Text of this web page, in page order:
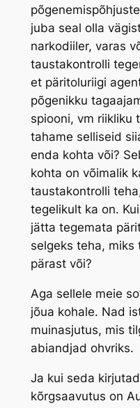
juba seal olla
narkodiiler, varas
taustakontrolli
et päritoluriigi
põgenikku
spiooni, vm riikliku
tahame selliseid
enda kohta või?
kohta on võimalik
taustakontrolli
tegelikult ka on.
jätta tegemata
selgeks teha, miks
pärast või?
Aga sellele meie
jõua kohale. Nad
muinasjutus, mis
abiandjad ohvriks.
Ja kui seda
kõrgsaavutus on